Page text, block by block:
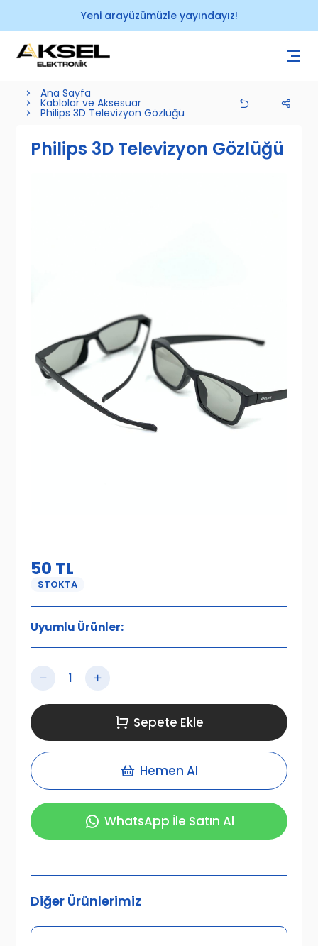
Yeni arayüzümüzle yayındayız!
Ana Sayfa
Kablolar ve Aksesuar
Philips 3D Televizyon Gözlüğü
Philips 3D Televizyon Gözlüğü
50 TL
STOKTA
Uyumlu Ürünler:
Sepete Ekle
Hemen Al
WhatsApp İle Satın Al
Diğer Ürünlerimiz